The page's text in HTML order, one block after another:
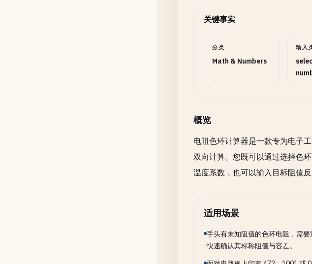
关键事实
分类
Math & Numbers
输入
概览
电阻色环计算器是一款专为电子
双向计算。您既可以通过选择色
温度系数，也可以输入目标阻值
适用场景
手头有未知阻值的色环电阻，需
快速确认其标称阻值与容差。